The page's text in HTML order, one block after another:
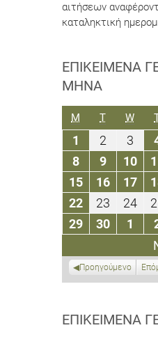
αιτήσεων
καταληκτική
ΕΠΙΚΕΊΜΕΝΑ
ΜΉΝΑ
M ΔΕΥΤΈΡΑ
TΤΡΊΤΗ
W
1
Νοεμβρίου
2021
2
2021
3
88
Νοεμβρίου
2021
99
2021
1010
1515
Νοεμβρίου
2021
1616
2021
1717
2222
Νοεμβρίου
2021
23
2021
2424
2929
Νοεμβρίου
3030
1
Προηγούμενο
ΕΠΙΚΕΊΜΕΝΑ